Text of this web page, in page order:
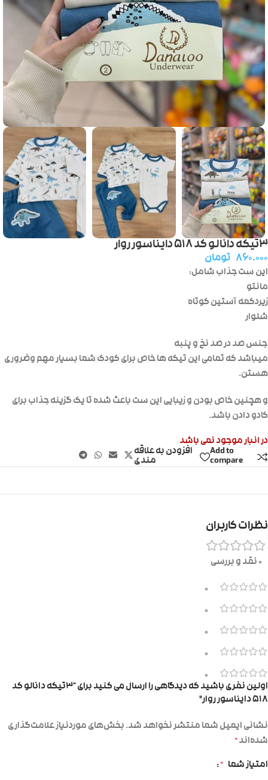
۳تیکه دانالو کد ۵۱۸ دایناسور روار
۸۶۰.۰۰۰ تومان
این ست جذاب شامل:
مانتو
زیردکمه آستین کوتاه
شلوار
جنس صد در صد نخ و پنبه
میباشد که تمامی این تیکه ها خاص برای کودک شما بسیار مهم وضروری
هستن.
و هچنین خاص بودن و زیبایی این ست باعث شده تا یک گزینه جذاب برای
کادو دادن باشد.
در انبار موجود نمی باشد
Add to
compare
افزودن به علاقه
مندی
نظرات کاربران
0 نقد و بررسی
0
0
0
0
0
اولین نفری باشید که دیدگاهی را ارسال می کنید برای “۳تیکه دانالو کد
۵۱۸ دایناسور روار”
نشانی ایمیل شما منتشر نخواهد شد.بخش‌های موردنیاز علامت‌گذاری
شده‌اند*
امتیاز شما *